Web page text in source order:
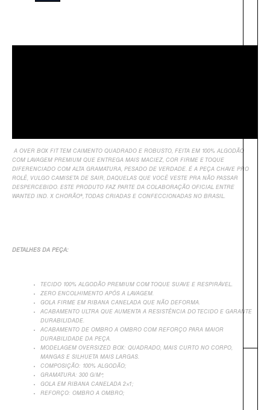
A OVER BOX FIT TEM CAIMENTO QUADRADO E ROBUSTO, FEITA EM 100% ALGODÃO
COM LAVAGEM PREMIUM QUE ENTREGA MAIS MACIEZ, COR FIRME E TOQUE
DIFERENCIADO COM ALTA GRAMATURA, PESADO DE VERDADE. É A PEÇA CHAVE PRO
ROLÊ, VULGO CAMISETA DE SAIR, DAQUELAS QUE VOCÊ VESTE PRA NÃO PASSAR
DESPERCEBIDO. ESTE PRODUTO FAZ PARTE DA COLABORAÇÃO OFICIAL ENTRE
WANTED IND. X CHORÃO®, TODAS CRIADAS E CONFECCIONADAS NO BRASIL.
DETALHES DA PEÇA:
TECIDO 100% ALGODÃO PREMIUM COM TOQUE SUAVE E RESPIRÁVEL.
ZERO ENCOLHIMENTO APÓS A LAVAGEM.
GOLA FIRME EM RIBANA CANELADA QUE NÃO DEFORMA.
ACABAMENTO ULTRA QUE AUMENTA A RESISTÊNCIA DO TECIDO E GARANTE
DURABILIDADE.
ACABAMENTO DE OMBRO A OMBRO COM REFORÇO PARA MAIOR
DURABILIDADE DA PEÇA.
MODELAGEM OVERSIZED BOX: QUADRADO, MAIS CURTO NO CORPO,
MANGAS E SILHUETA MAIS LARGAS.
COMPOSIÇÃO: 100% ALGODÃO;
GRAMATURA: 300 G/M²;
GOLA EM RIBANA CANELADA 2×1;
REFORÇO: OMBRO A OMBRO;